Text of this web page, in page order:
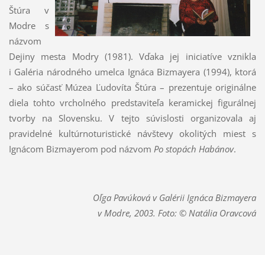
Štúra v
Modre s
názvom
Dejiny mesta Modry (1981). Vďaka jej iniciatíve vznikla
i Galéria národného umelca Ignáca Bizmayera (1994), ktorá
– ako súčasť Múzea Ľudovíta Štúra – prezentuje originálne
diela tohto vrcholného predstaviteľa keramickej figurálnej
tvorby na Slovensku. V tejto súvislosti organizovala aj
pravidelné kultúrnoturistické návštevy okolitých miest s
Ignácom Bizmayerom pod názvom Po stopách Habánov.
Oľga Pavúková v Galérii Ignáca Bizmayera
v Modre, 2003. Foto: © Natália Oravcová